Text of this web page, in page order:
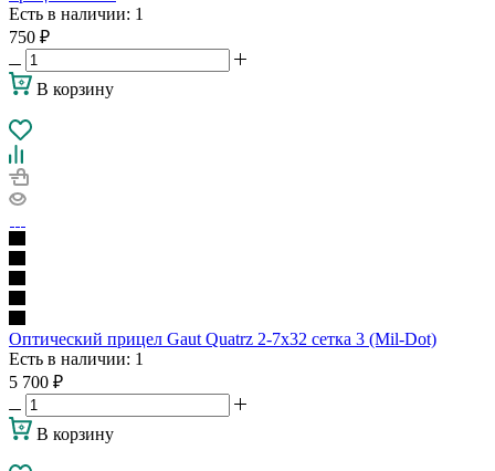
Есть в наличии: 1
750 ₽
В корзину
Оптический прицел Gaut Quatrz 2-7х32 сетка 3 (Mil-Dot)
Есть в наличии: 1
5 700 ₽
В корзину